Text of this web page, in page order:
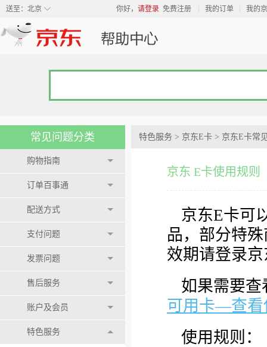
◇
送至： 北京 你好， 请登录 免费注册 我的订单 我的
常见问题分类
购物指南
订单百事通
配送方式
支付问题
发票问题
售后服务
账户及会员
特色服务
特色服务 > 京东E卡 > 京东E卡常
京东 E卡使用规则
京东E卡可
品，部分特
效期请登录京
如果需要查
可用卡—查看
使用规则：